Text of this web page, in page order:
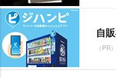
自
（PR